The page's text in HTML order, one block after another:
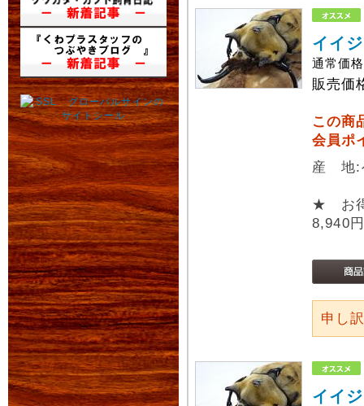
イイ
通常価
販売価
この商
会員ポ
産 地:
★ お
8,940
申し
イイ